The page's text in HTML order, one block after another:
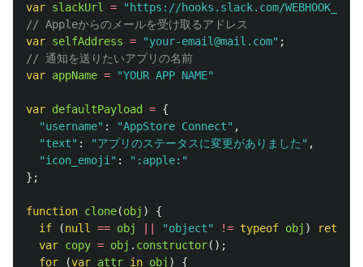
var slackUrl = " https://hooks.slack.com/WEBHOOK_URL
// Appleからのメールを受け取るアドレス
var selfAddress = "your-email@mail.com" ;
// 通知を送りたいアプリの名前
var appName = "YOUR APP NAME"
var defaultPayload = {
"username" : "AppStore Connect" ,
"text" : "アプリのステータスに変更がありました " ,
"icon_emoji " : " :apple: "
};
function clone(obj )
{
if
(null == obj "object" != typeof obj )
return
var copy = obj . constructor();
for
(var attr in obj ) {